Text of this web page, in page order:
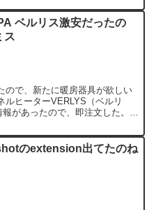
ベルリス激安だったの
ス
ので、新たに暖房器具が欲しい
ルヒーターVERLYS（ベルリ
があったので、即注文した。
のextension出てたのね